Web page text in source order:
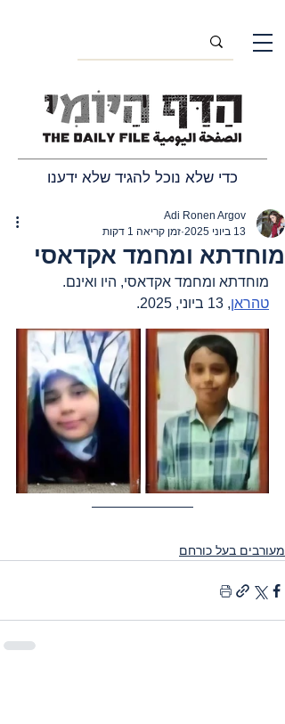
כדי שלא נוכל להגיד שלא ידענו
מוחדתא ומחמד אקדאסי
Adi Ronen Argov
13 ביוני 2025
זמן קריאה 1 דקות
מוחדתא ומחמד אקדאסי, היו ואינם.
טהראן, 13 ביוני, 2025.
מעורבים בעל כורחם